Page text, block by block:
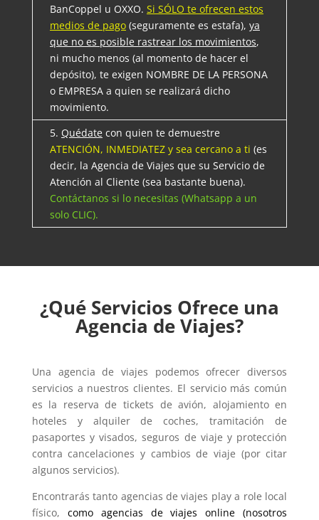
BanCoppel u OXXO. Si SÓLO te ofrecen estos
medios de pago(seguramente es estafa), ya
que no es posible rastrear los movimientos,
ni mucho menos (al momento de hacer el
depósito), te exigen NOMBRE DE LA PERSONA
o EMPRESA a quien se realizará dicho
movimiento.
5. Quédatecon quien te demuestre
ATENCIÓN, INMEDIATEZ y sea cercano a ti (es
decir, la Agencia de Viajes que su Servicio de
Atención al Cliente (sea bastante buena).
Contáctanos si lo necesitas (Whatsapp a un
solo CLIC).
¿Qué Servicios Ofrece una
Agencia de Viajes?
Una agencia de viajes podemos ofrecer diversos
servicios a nuestros clientes. El servicio más común
es la reserva de tickets de avión, alojamiento en
hoteles y alquiler de coches, tramitación de
pasaportes y visados, seguros de viaje y protección
contra cancelaciones y cambios de viaje (por citar
algunos servicios).
Encontrarás tanto agencias de viajes play a role local
físico, como agencias de viajes online (nosotros